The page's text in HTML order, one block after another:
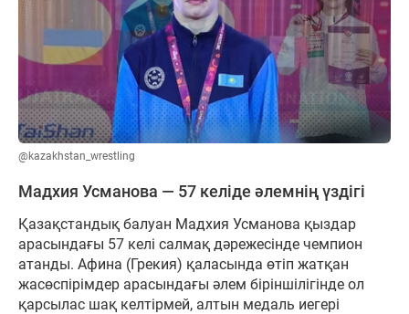
@kazakhstan_wrestling
Мадхия Усманова — 57 келіде әлемнің үздігі
Қазақстандық балуан Мадхия Усманова қыздар
арасындағы 57 келі салмақ дәрежесінде чемпион
атанды. Афина (Грекия) қаласында өтіп жатқан
жасөспірімдер арасындағы әлем біріншілігінде ол
қарсылас шақ келтірмей, алтын медаль иегері